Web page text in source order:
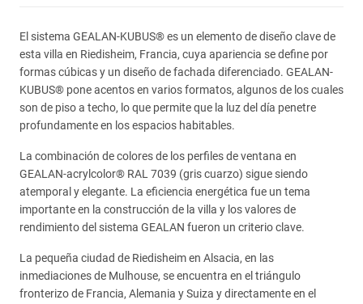
El sistema GEALAN-KUBUS® es un elemento de diseño clave de
esta villa en Riedisheim, Francia, cuya apariencia se define por
formas cúbicas y un diseño de fachada diferenciado. GEALAN-
KUBUS® pone acentos en varios formatos, algunos de los cuales
son de piso a techo, lo que permite que la luz del día penetre
profundamente en los espacios habitables.
La combinación de colores de los perfiles de ventana en
GEALAN-acrylcolor® RAL 7039 (gris cuarzo) sigue siendo
atemporal y elegante. La eficiencia energética fue un tema
importante en la construcción de la villa y los valores de
rendimiento del sistema GEALAN fueron un criterio clave.
La pequeña ciudad de Riedisheim en Alsacia, en las
inmediaciones de Mulhouse, se encuentra en el triángulo
fronterizo de Francia, Alemania y Suiza y directamente en el